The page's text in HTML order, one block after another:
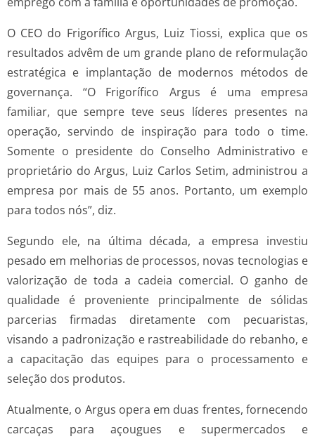
O CEO do Frigorífico Argus, Luiz Tiossi, explica que os
resultados advêm de um grande plano de reformulação
estratégica e implantação de modernos métodos de
governança. “O Frigorífico Argus é uma empresa
familiar, que sempre teve seus líderes presentes na
operação, servindo de inspiração para todo o time.
Somente o presidente do Conselho Administrativo e
proprietário do Argus, Luiz Carlos Setim, administrou a
empresa por mais de 55 anos. Portanto, um exemplo
para todos nós”, diz.
Segundo ele, na última década, a empresa investiu
pesado em melhorias de processos, novas tecnologias e
valorização de toda a cadeia comercial. O ganho de
qualidade é proveniente principalmente de sólidas
parcerias firmadas diretamente com pecuaristas,
visando a padronização e rastreabilidade do rebanho, e
a capacitação das equipes para o processamento e
seleção dos produtos.
Atualmente, o Argus opera em duas frentes, fornecendo
carcaças para açougues e supermercados e